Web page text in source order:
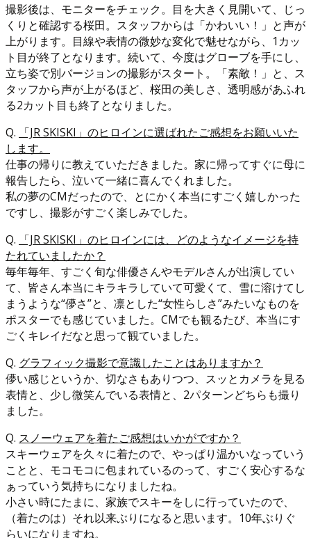
撮影後は、モニターをチェック。目を大きく見開いて、じっ
くりと確認する桜田。スタッフからは「かわいい！」と声が
上がります。目線や表情の微妙な変化で魅せながら、1カッ
ト目が終了となります。続いて、今度はグローブを手にし、
立ち姿で別バージョンの撮影がスタート。「素敵！」と、ス
タッフから声が上がるほど、桜田の美しさ、透明感があふれ
る2カット目も終了となりました。
Q.
「JR SKISKI」のヒロインに選ばれたご感想をお願いいた
します。
仕事の帰りに教えていただきました。家に帰ってすぐに母に
報告したら、泣いて一緒に喜んでくれました。
私の夢のCMだったので、とにかく本当にすごく嬉しかった
ですし、撮影がすごく楽しみでした。
Q.
「JR SKISKI」のヒロインには、どのようなイメージを持
たれていましたか？
毎年毎年、すごく旬な俳優さんやモデルさんが出演してい
て、皆さん本当にキラキラしていて可愛くて、雪に溶けてし
まうような“儚さ”と、凛とした“女性らしさ”みたいなものを
ポスターでも感じていました。CMでも観るたび、本当にす
ごくキレイだなと思って観ていました。
Q. グラフィック撮影で意識したことはありますか？
儚い感じというか、切なさもありつつ、スッとカメラを見る
表情と、少し微笑んでいる表情と、2パターンどちらも撮り
ました。
Q. スノーウェアを着たご感想はいかがですか？
スキーウェアを久々に着たので、やっぱり温かいなっていう
ことと、モコモコに包まれているのって、すごく安心するな
ぁっていう気持ちになりましたね。
小さい時にたまに、家族でスキーをしに行っていたので、
（着たのは）それ以来ぶりになると思います。10年ぶりぐ
らいになりますね。